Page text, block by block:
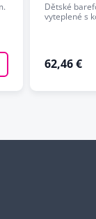
Dětské
vyteplené s
62,46 €